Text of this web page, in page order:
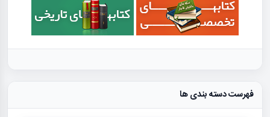
فهرست دسته بندی ها